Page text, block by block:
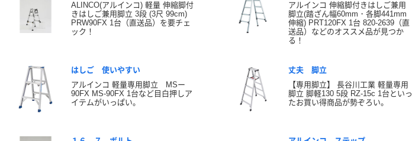
ALINCO(アルインコ) 軽量 伸縮脚付
きはしご兼用脚立 3段 (3尺 99cm)
PRW90FX 1台（直送品）を要チェ
ック！
アルインコ 伸縮脚付きはしご兼用
脚立(踏ざん幅60mm・各脚441mm
伸縮) PRT120FX 1台 820-2639（直
送品）などのオススメ品が見つか
る！
はしご 使いやすい
アルインコ 軽量専用脚立 MSー
90FX MS-90FX 1台など目白押しア
イテムがいっぱい。
丈夫 脚立
【専用脚立】 長谷川工業 軽量専用
脚立 脚軽130 5段 RZ-15c 1台といっ
たお買い得商品が勢ぞろい。